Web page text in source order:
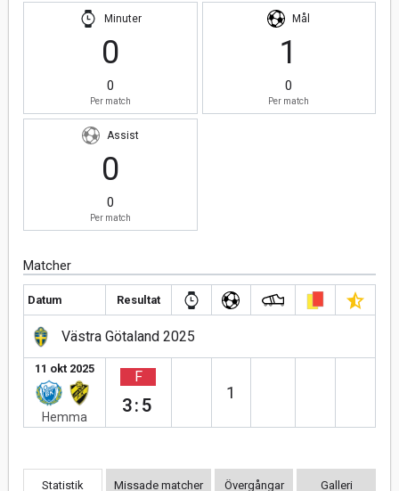
Minuter
0
0
Per match
Mål
1
0
Per match
Assist
0
0
Per match
Matcher
Datum Resultat
Västra Götaland 2025
11 okt 2025
Hemma
F
3:5
1
Statistik Missade matcher Övergångar Galleri